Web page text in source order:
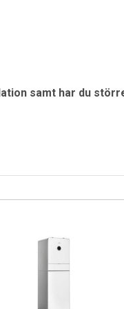
samt har du